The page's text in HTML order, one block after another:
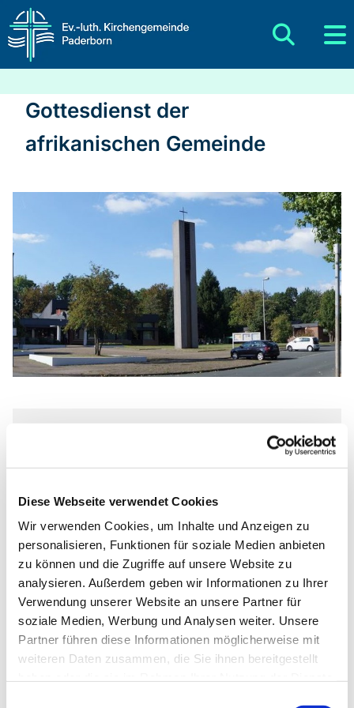
Diese Webseite verwendet Cookies
Wir verwenden Cookies, um Inhalte und Anzeigen zu
personalisieren, Funktionen für soziale Medien anbieten
zu können und die Zugriffe auf unsere Website zu
analysieren. Außerdem geben wir Informationen zu Ihrer
Verwendung unserer Website an unsere Partner für
soziale Medien, Werbung und Analysen weiter. Unsere
Partner führen diese Informationen möglicherweise mit
weiteren Daten zusammen, die Sie ihnen bereitgestellt
Gottesdienst der
afrikanischen Gemeinde
Sonntag, 21. Februar 2027, 13:00 -
Johannes-Kirche, Dietrich-
Bonhoeffer-Straße 1, 33102
Paderborn
Faith Revival Ministries Paderborn